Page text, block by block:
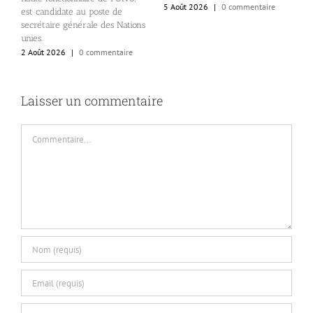
est candidate au poste de
secrétaire générale des Nations
unies.
2 Août 2026
| 0 commentaire
5 Août 2026
| 0 commentaire
Laisser un commentaire